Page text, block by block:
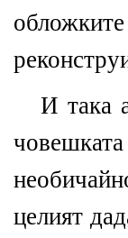
И така
целият